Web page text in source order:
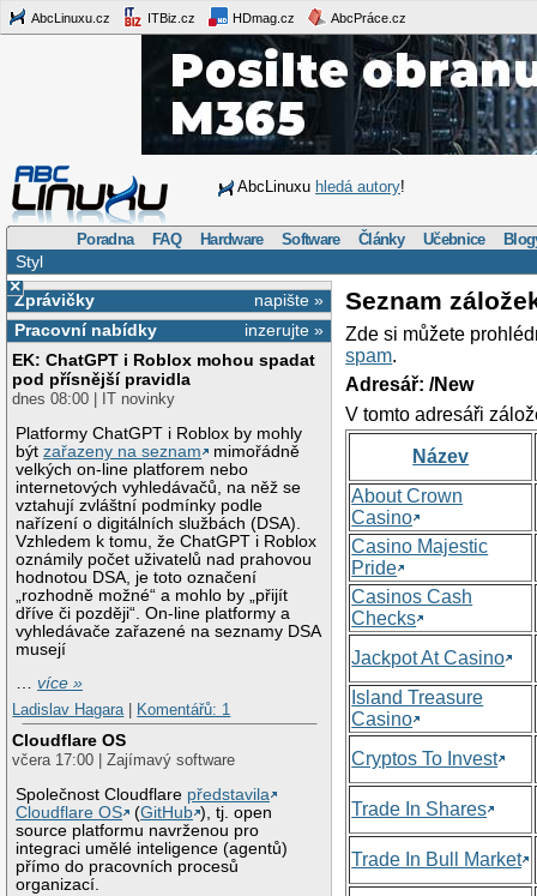
AbcLinuxu.cz ITBiz.cz HDmag.cz AbcPráce.cz
AbcLinuxu hledá autory!
Poradna FAQ Hardware Software Články Učebnice
Styl
×
napište »
Zprávičky
inzerujte »
Pracovní nabídky
EK: ChatGPT i Roblox mohou spadat
pod přísnější pravidla
dnes 08:00 | IT novinky
Platformy ChatGPT i Roblox by mohly
býtzařazeny na seznam
mimořádně
velkých on-line platforem nebo
internetových vyhledávačů, na něž se
vztahují zvláštní podmínky podle
nařízení o digitálních službách (DSA).
Vzhledem k tomu, že ChatGPT i Roblox
oznámily počet uživatelů nad prahovou
hodnotou DSA, je toto označení
„rozhodně možné“ a mohlo by „přijít
dříve či později“. On-line platformy a
vyhledávače zařazené na seznamy DSA
musejí
…více »
Ladislav Hagara
Komentářů: 1
Cloudflare OS
včera 17:00 | Zajímavý software
Společnost Cloudflare představila
Cloudflare OS
(GitHub ), tj. open
source platformu navrženou pro
integraci umělé inteligence (agentů)
přímo do pracovních procesů
organizací.
Seznam
Zde si můžete
spam.
Adresář: /New
V tomto adresáři
Název
About Crown
Casino
Casino Majestic
Pride
Casinos Cash
Checks
Jackpot At Casino
Island Treasure
Casino
Cryptos To Invest
Trade In Shares
Trade In Bull Market